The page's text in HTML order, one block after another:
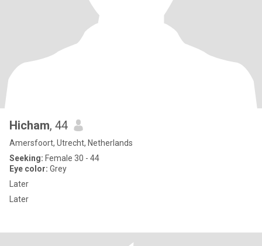
Hicham, 44
Amersfoort, Utrecht, Netherlands
Seeking: Female 30 - 44
Eye color: Grey
Later
Later